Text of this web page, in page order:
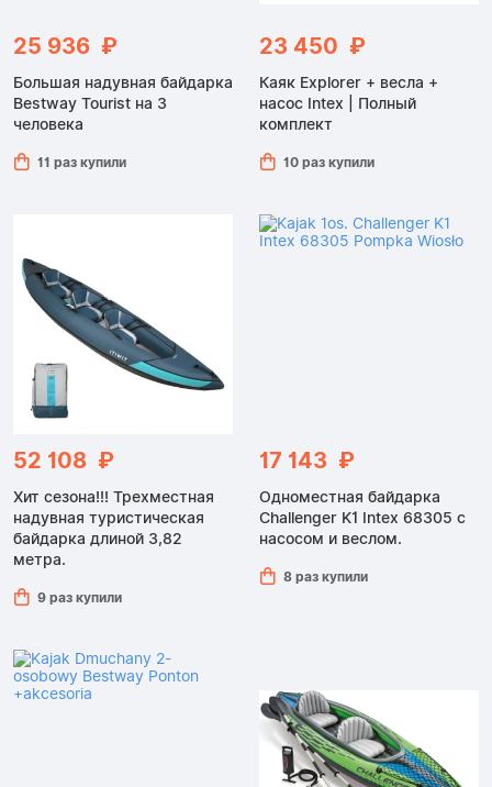
25 936 ₽
Большая надувная байдарка
Bestway Tourist на 3
человека
11 раз купили
23 450 ₽
Каяк Explorer + весла +
насос Intex | Полный
комплект
10 раз купили
52 108 ₽
Хит сезона!!! Трехместная
надувная туристическая
байдарка длиной 3,82
метра.
9 раз купили
17 143 ₽
Одноместная байдарка
Challenger K1 Intex 68305 с
насосом и веслом.
8 раз купили